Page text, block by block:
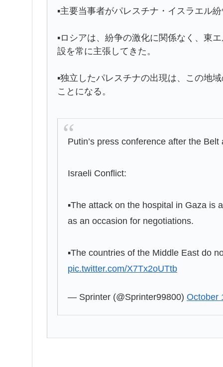
▪主要当事者がパレスチナ・イスラエル
▪ロシアは、紛争の激化に関係なく、東
設を常に主張してきた。
▪独立したパレスチナの出現は、この地
ことになる。
Putin’s press conference after the
Israeli Conflict:
▪️The attack on the hospital in Gaza is
as an occasion for negotiations.
▪️The countries of the Middle East do
pic.twitter.com/X7Tx2oUTtb
— Sprinter (@Sprinter99800) October